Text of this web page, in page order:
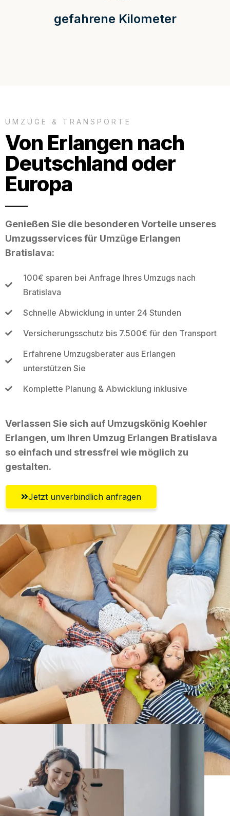
gefahrene Kilometer
UMZÜGE & TRANSPORTE
Von Erlangen nach
Deutschland oder
Europa
Genießen Sie die besonderen Vorteile unseres
Umzugsservices für Umzüge Erlangen
Bratislava:
100€ sparen bei Anfrage Ihres Umzugs nach
Bratislava
Schnelle Abwicklung in unter 24 Stunden
Versicherungsschutz bis 7.500€ für den Transport
Erfahrene Umzugsberater aus Erlangen
unterstützen Sie
Komplette Planung & Abwicklung inklusive
Verlassen Sie sich auf Umzugskönig Koehler
Erlangen, um Ihren Umzug Erlangen Bratislava
so einfach und stressfrei wie möglich zu
gestalten.
Jetzt unverbindlich anfragen